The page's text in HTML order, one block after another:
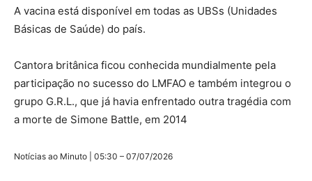
A vacina está disponível em todas as UBSs (Unidades
Básicas de Saúde) do país.
Cantora britânica ficou conhecida mundialmente pela
participação no sucesso do LMFAO e também integrou o
grupo G.R.L., que já havia enfrentado outra tragédia com
a morte de Simone Battle, em 2014
Notícias ao Minuto | 05:30 – 07/07/2026